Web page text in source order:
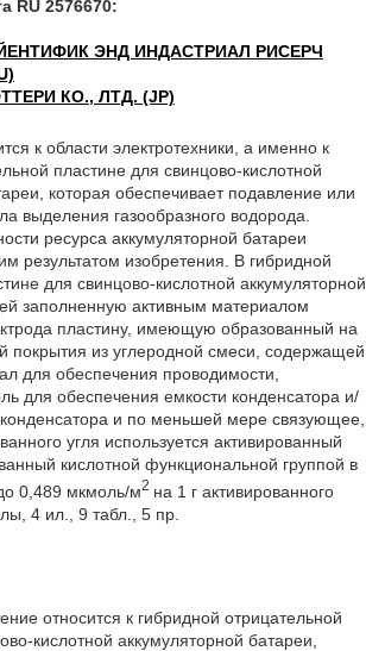
RU 2576670:
ЭНД ИНДАСТРИАЛ РИСЕРЧ
КО., ЛТД. (JP)
к области электротехники, а именно к
пластине для свинцово-кислотной
которая обеспечивает подавление или
выделения газообразного водорода.
ресурса аккумуляторной батареи
результатом изобретения. В гибридной
для свинцово-кислотной аккумуляторной
заполненную активным материалом
пластину, имеющую образованный на
покрытия из углеродной смеси, содержащей
для обеспечения проводимости,
для обеспечения емкости конденсатора и/
и по меньшей мере связующее,
угля используется активированный
кислотной функциональной группой в
0,489 мкмоль/м2 на 1 г активированного
4 ил., 9 табл., 5 пр.
относится к гибридной отрицательной
кислотной аккумуляторной батареи,